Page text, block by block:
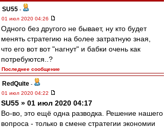
SU55 -
01 июл 2020 04:26
Одного без другого не бывает, ну кто будет
менять стратегию на более затратную зная,
что его вот вот "нагнут" и бабки очень как
потребуются..?
Последнее сообщение
RedQuite -
01 июл 2020 04:22
SU55 » 01 июл 2020 04:17
Во-во, это ещё одна разводка. Решение нашего
вопроса - только в смене стратегии экономии